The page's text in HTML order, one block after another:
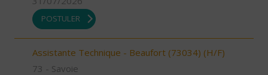
POSTULER
Assistante Technique - Beaufort (73034) (H/F)
73 - Savoie